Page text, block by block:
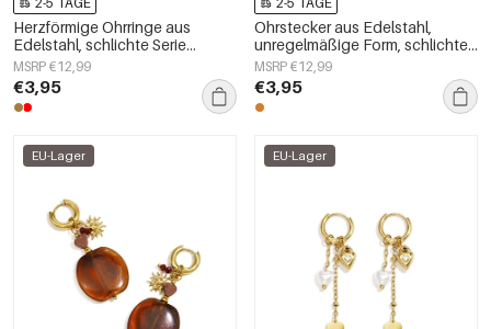
Herzförmige Ohrringe aus
Edelstahl, schlichte Serie
„Damenschmuck“
MSRP €12,99
€3,95
Ohrstecker aus Edelstahl,
unregelmäßige Form, schlichte
Alltags-Serie, Damenschmuck
MSRP €12,99
€3,95
EU-Lager EU-Lager